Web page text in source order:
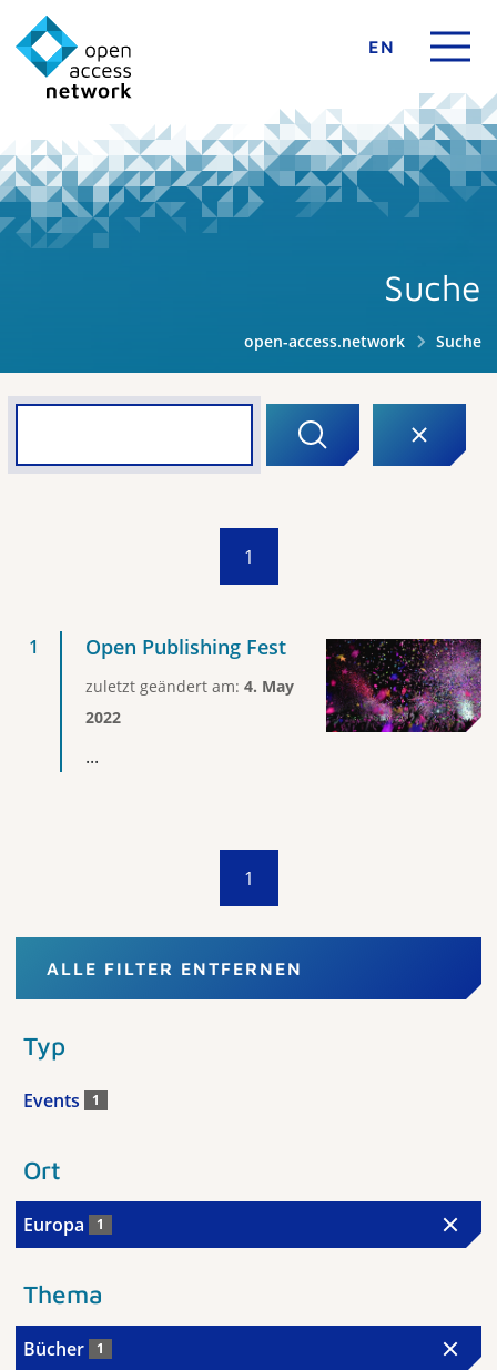
EN
Suche
open-access.network Suche
1
Open Publishing Fest
zuletzt geändert am: 4. May
2022
...
1
ALLE FILTER ENTFERNEN
Typ
Events 1
Ort
Europa 1
Thema
Bücher 1